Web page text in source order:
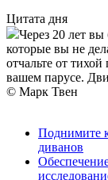
Цитата дня
Через 20 лет
которые вы не
отчальте от
вашем парусе.
© Марк Твен
Поднимите
диванов